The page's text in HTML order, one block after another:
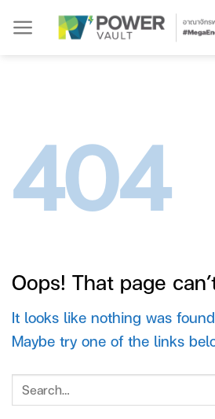
404
Oops! That page
It looks like nothing was
Maybe try one of the links